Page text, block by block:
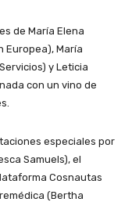
de María Elena
Europea), María
y Leticia
con un vino de
especiales por
Samuels), el
Cosnautas
(Bertha